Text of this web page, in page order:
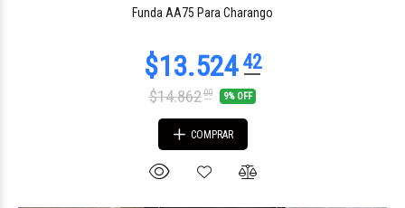
Funda AA75 Para Charango
$14.86200 9% OFF
COMPRAR